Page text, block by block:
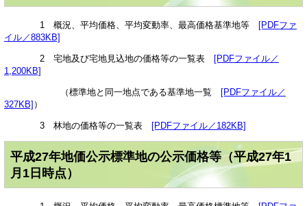
1 概況、平均価格、平均変動率、最高価格基準地等
[PDFファ
イル／883KB]
2 宅地及び宅地見込地の価格等の一覧表
[PDFファイル／
1,200KB]
（標準地と同一地点である基準地一覧
[PDFファイル／
327KB] ）
3 林地の価格等の一覧表 [PDFファイル／182KB]
平成27年地価公示標準地の公示価格等（平成27年1
月1日時点）